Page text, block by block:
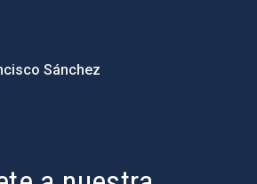
Sánchez